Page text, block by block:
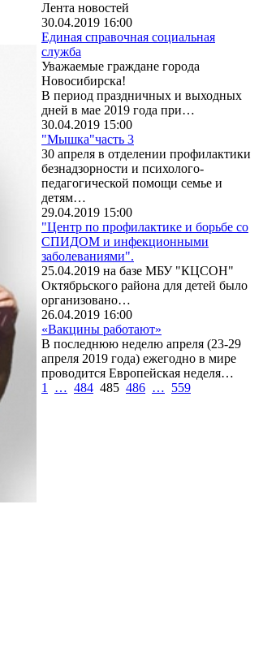
Лента новостей
30.04.2019 16:00
Единая справочная социальная
служба
Уважаемые граждане города
Новосибирска!
В период праздничных и выходных
дней в мае 2019 года при…
30.04.2019 15:00
"Мышка"часть 3
30 апреля в отделении профилактики
безнадзорности и психолого-
педагогической помощи семье и
детям…
29.04.2019 15:00
"Центр по профилактике и борьбе со
СПИДОМ и инфекционными
заболеваниями".
25.04.2019 на базе МБУ "КЦСОН"
Октябрьского района для детей было
организовано…
26.04.2019 16:00
«Вакцины работают»
В последнюю неделю апреля (23-29
апреля 2019 года) ежегодно в мире
проводится Европейская неделя…
1
… 484 485 486 … 559